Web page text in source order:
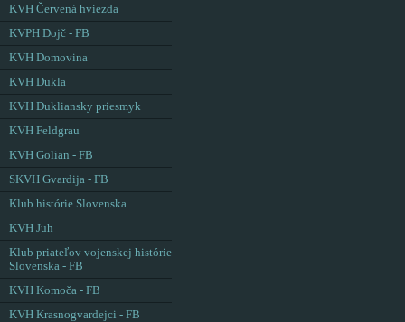
KVH Červená hviezda
KVPH Dojč - FB
KVH Domovina
KVH Dukla
KVH Dukliansky priesmyk
KVH Feldgrau
KVH Golian - FB
SKVH Gvardija - FB
Klub histórie Slovenska
KVH Juh
Klub priateľov vojenskej histórie
Slovenska - FB
KVH Komoča - FB
KVH Krasnogvardejci - FB